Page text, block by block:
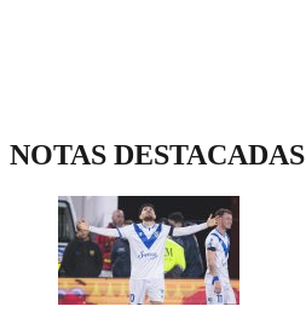
NOTAS DESTACADAS